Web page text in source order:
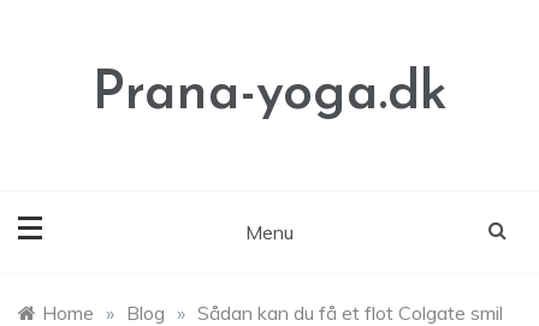
Prana-yoga.dk
Menu
Home » Blog » Sådan kan du få et flot Colgate smil